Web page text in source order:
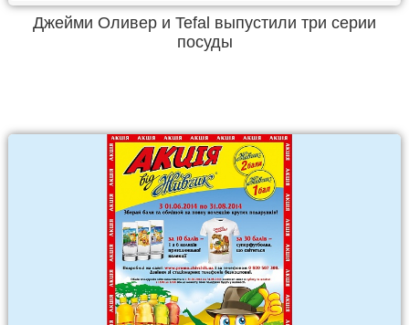
Джейми Оливер и Tefal выпустили три серии
посуды